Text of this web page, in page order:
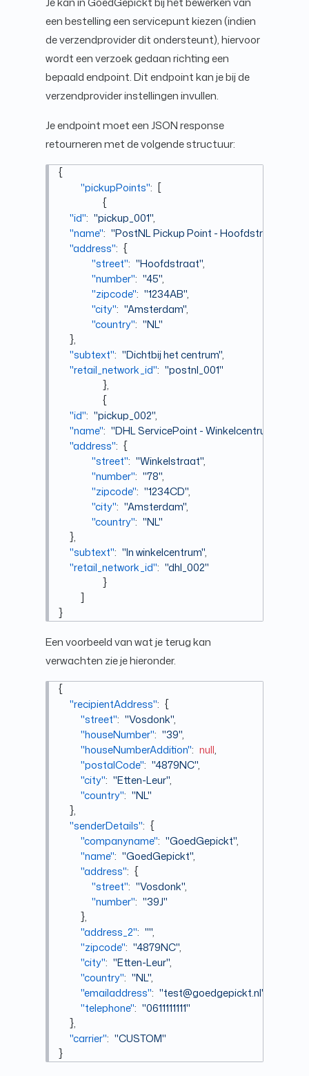
een bestelling een servicepunt kiezen (indien
de verzendprovider dit ondersteunt), hiervoor
wordt een verzoek gedaan richting een
bepaald endpoint. Dit endpoint kan je bij de
verzendprovider instellingen invullen.
Je endpoint moet een JSON response
retourneren met de volgende structuur:
{
"pickupPoints": [
{
"id": "pickup_001",
"name": "PostNL Pickup Point - Hoofdstraat"
"address": {
"street": "Hoofdstraat",
"number": "45",
"zipcode": "1234AB",
"city": "Amsterdam",
"country": "NL"
},
"subtext": "Dichtbij het centrum",
"retail_network_id": "postnl_001"
},
{
"id": "pickup_002",
"name": "DHL ServicePoint - Winkelcentrum"
"address": {
"street": "Winkelstraat",
"number": "78",
"zipcode": "1234CD",
"city": "Amsterdam",
"country": "NL"
},
"subtext": "In winkelcentrum",
"retail_network_id": "dhl_002"
}
]
}
Een voorbeeld van wat je terug kan
verwachten zie je hieronder.
{
"recipientAddress": {
"street": "Vosdonk",
"houseNumber": "39",
"houseNumberAddition": null,
"postalCode": "4879NC",
"city": "Etten-Leur",
"country": "NL"
},
"senderDetails": {
"companyname": "GoedGepickt",
"name": "GoedGepickt",
"address": {
"street": "Vosdonk",
"number": "39J"
},
"address_2": "",
"zipcode": "4879NC",
"city": "Etten-Leur",
"country": "NL",
"emailaddress": "test@goedgepickt.nl"
"telephone": "0611111111"
},
"carrier": "CUSTOM"
}